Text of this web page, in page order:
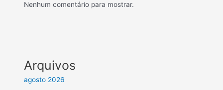
Nenhum comentário para mostrar.
Arquivos
agosto 2026